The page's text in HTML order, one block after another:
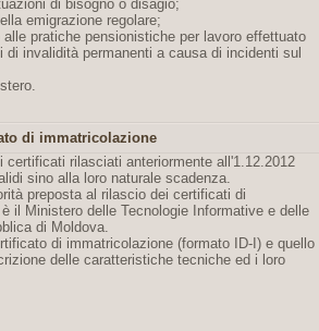
di bisogno o disagio;
emigrazione regolare;
pratiche pensionistiche per lavoro effettuato
invalidità permanenti a causa di incidenti sul
di immatricolazione
certificati rilasciati anteriormente all'1.12.2012
sino alla loro naturale scadenza.
preposta al rilascio dei certificati di
il Ministero delle Tecnologie Informative e delle
di Moldova.
di immatricolazione (formato ID-I) e quello
delle caratteristiche tecniche ed i loro